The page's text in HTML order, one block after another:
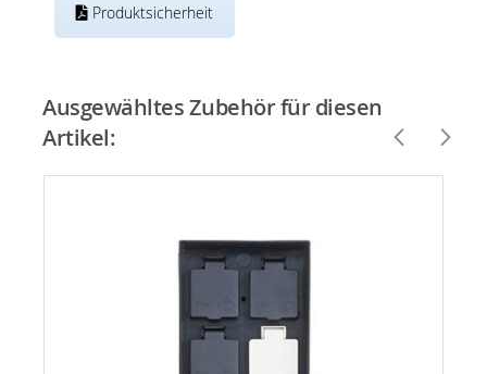
Produktsicherheit
Ausgewähltes Zubehör für diesen
Artikel: